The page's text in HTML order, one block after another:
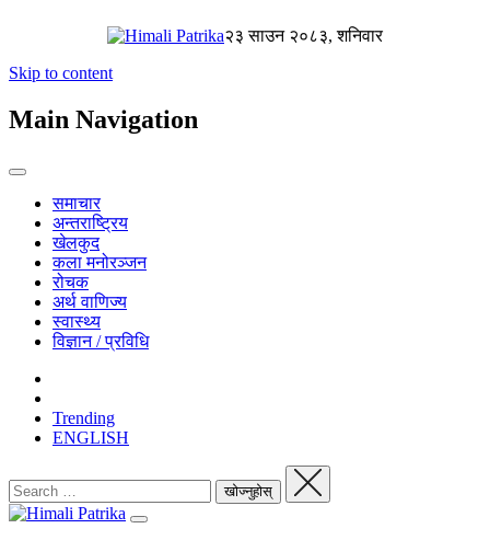
२३ साउन २०८३, शनिवार
Skip to content
Main Navigation
समाचार
अन्तराष्ट्रिय
खेलकुद
कला मनोरञ्जन
रोचक
अर्थ वाणिज्य
स्वास्थ्य
विज्ञान / प्रविधि
Trending
ENGLISH